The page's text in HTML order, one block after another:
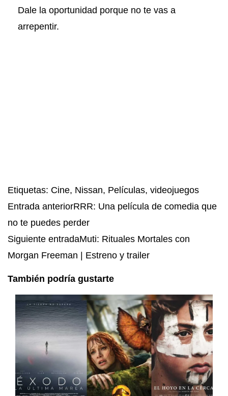
Dale la oportunidad porque no te vas a
arrepentir.
Etiquetas: Cine, Nissan, Películas, videojuegos
Entrada anteriorRRR: Una película de comedia que
no te puedes perder
Siguiente entradaMuti: Rituales Mortales con
Morgan Freeman | Estreno y trailer
También podría gustarte